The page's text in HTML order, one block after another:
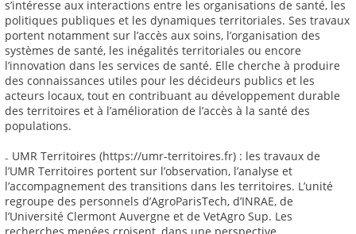
s’intéresse aux interactions entre les organisations de santé, les
politiques publiques et les dynamiques territoriales. Ses travaux
portent notamment sur l’accès aux soins, l’organisation des
systèmes de santé, les inégalités territoriales ou encore
l’innovation dans les services de santé. Elle cherche à produire
des connaissances utiles pour les décideurs publics et les
acteurs locaux, tout en contribuant au développement durable
des territoires et à l’amélioration de l’accès à la santé des
populations.
₋ UMR Territoires (https://umr-territoires.fr) : les travaux de
l’UMR Territoires portent sur l’observation, l’analyse et
l’accompagnement des transitions dans les territoires. L’unité
regroupe des personnels d’AgroParisTech, d’INRAE, de
l’Université Clermont Auvergne et de VetAgro Sup. Les